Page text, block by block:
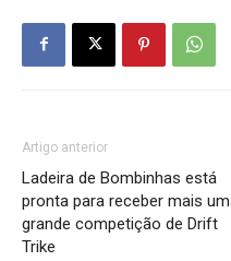
Artigo anterior
Ladeira de Bombinhas está
pronta para receber mais
grande competição de Drift
Trike